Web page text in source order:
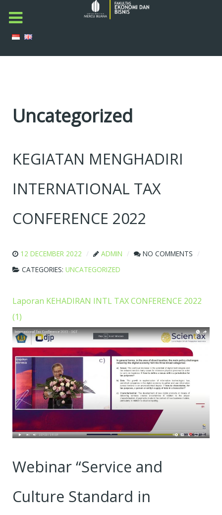
Uncategorized
KEGIATAN MENGHADIRI
INTERNATIONAL TAX
CONFERENCE 2022
12 DECEMBER 2022 ADMIN
NO COMMENTS
CATEGORIES: UNCATEGORIZED
Laporan KEHADIRAN INTL TAX CONFERENCE 2022
(1)
Webinar “Service and
Culture Standard in